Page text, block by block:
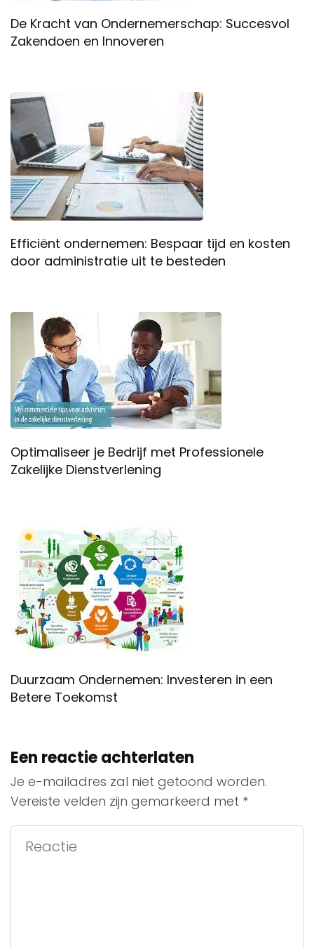
De Kracht van Ondernemerschap: Succesvol
Zakendoen en Innoveren
Efficiënt ondernemen: Bespaar tijd en kosten
door administratie uit te besteden
Optimaliseer je Bedrijf met Professionele
Zakelijke Dienstverlening
Duurzaam Ondernemen: Investeren in een
Betere Toekomst
Een reactie achterlaten
Je e-mailadres zal niet getoond worden.
Vereiste velden zijn gemarkeerd met *